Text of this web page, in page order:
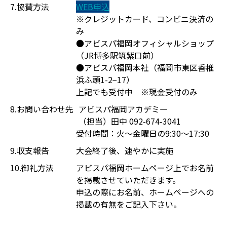
7.協賛方法
WEB申込
※クレジットカード、コンビニ決済の
み
●アビスパ福岡オフィシャルショップ
（JR博多駅筑紫口前）
●アビスパ福岡本社（福岡市東区香椎
浜ふ頭1-2−17）
上記でも受付中 ※現金受付のみ
8.お問い合わせ先 アビスパ福岡アカデミー
（担当）田中 092-674-3041
受付時間：火〜金曜日の9:30〜17:30
9.収支報告
大会終了後、速やかに実施
10.御礼方法
アビスパ福岡ホームページ上でお名前
を掲載させていただきます。
申込の際にお名前、ホームページへの
掲載の有無をご記入下さい。